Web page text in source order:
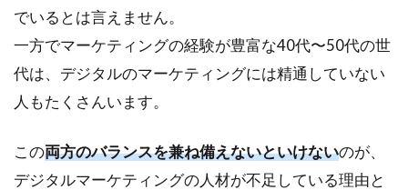
め
の2
つ
の
コ
ツ
①自
社の
でいるとは言えません。
一方でマーケティングの経験が豊富な40代〜50代の世
代は、デジタルのマーケティングには精通していない
人もたくさんいます。
この両方のバランスを兼ね備えないといけないのが、
デジタルマーケティングの人材が不足している理由と